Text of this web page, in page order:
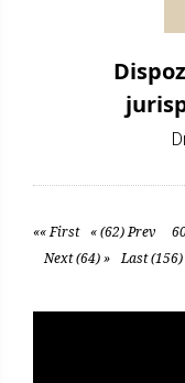
«« First « (62) Prev
Next (64) » Last (156)